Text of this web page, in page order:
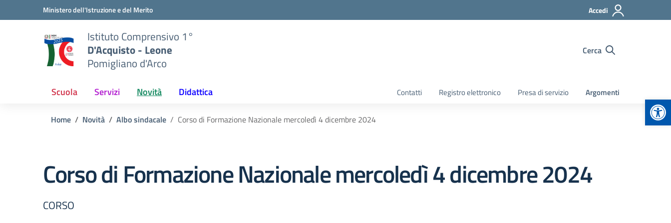
Vai ai contenuti
Vai al menu di navigazioneMinistero dell'Istruzione e del Merito Accedi
Istituto Comprensivo 1°
D'Acquisto - Leone
Pomigliano d'Arco
Cerca
Scuola Servizi Novità Didattica Contatti Registro elettronico Presa di servizio Argomenti
Home Novità Albo sindacale Corso di Formazione Nazionale mercoledì 4 dicembre 2024
Corso di Formazione Nazionale mercoledì 4 dicembre 2024
CORSO